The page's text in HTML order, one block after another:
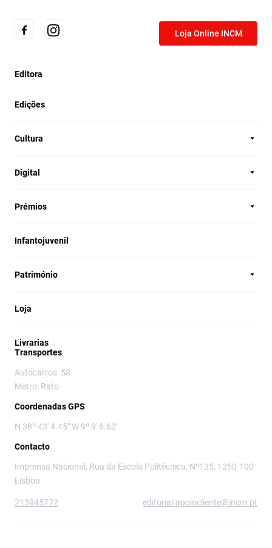
Loja Online INCM
Editora
Edições
Cultura
Digital
Prémios
Infantojuvenil
Património
Loja
Livrarias
Transportes
Autocarros: 58
Metro: Rato
Coordenadas GPS
N 38º 43' 4.45" W 9º 9' 6.62"
Contacto
Imprensa Nacional, Rua da Escola Politécnica, Nº135, 1250-100
Lisboa
213945772 editorial.apoiocliente@incm.pt